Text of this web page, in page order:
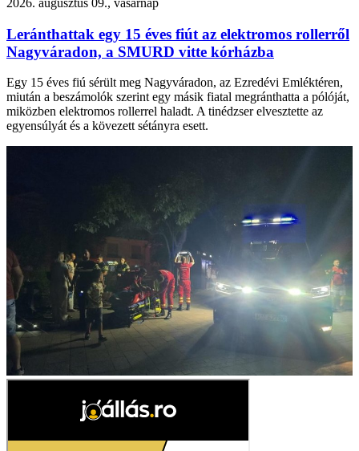
2026. augusztus 09., vasárnap
Leránthattak egy 15 éves fiút az elektromos rollerről
Nagyváradon, a SMURD vitte kórházba
Egy 15 éves fiú sérült meg Nagyváradon, az Ezredévi Emléktéren,
miután a beszámolók szerint egy másik fiatal megránthatta a pólóját,
miközben elektromos rollerrel haladt. A tinédzser elvesztette az
egyensúlyát és a kövezett sétányra esett.